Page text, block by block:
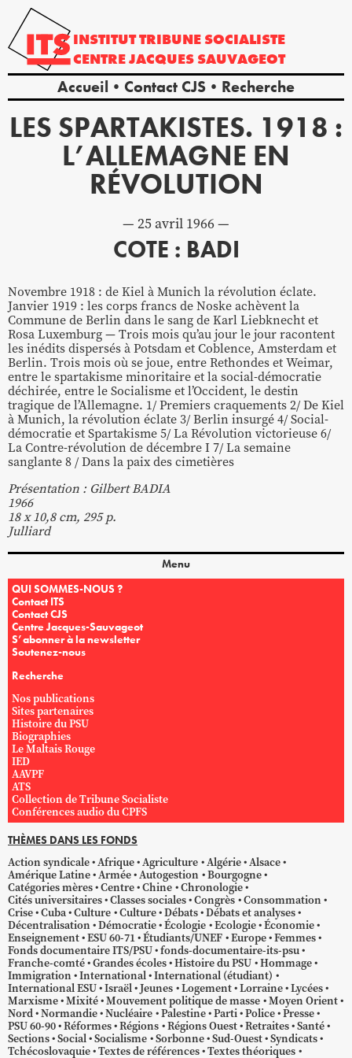
INSTITUTTRIBUNE SOCIALISTE
CENTREJACQUES SAUVAGEOT
Accueil Contact CJS Recherche
LES SPARTAKISTES. 1918 :
L’ALLEMAGNE EN
RÉVOLUTION
25 avril 1966
COTE : BADI
Novembre 1918 : de Kiel à Munich la révolution éclate.
Janvier 1919 : les corps francs de Noske achèvent la
Commune de Berlin dans le sang de Karl Liebknecht et
Rosa Luxemburg — Trois mois qu’au jour le jour racontent
les inédits dispersés à Potsdam et Coblence, Amsterdam et
Berlin. Trois mois où se joue, entre Rethondes et Weimar,
entre le spartakisme minoritaire et la social-démocratie
déchirée, entre le Socialisme et l’Occident, le destin
tragique de l’Allemagne. 1/ Premiers craquements 2/ De Kiel
à Munich, la révolution éclate 3/ Berlin insurgé 4/ Social-
démocratie et Spartakisme 5/ La Révolution victorieuse 6/
La Contre-révolution de décembre I 7/ La semaine
sanglante 8 / Dans la paix des cimetières
Présentation : Gilbert BADIA
1966
18 x 10,8 cm, 295 p.
Julliard
Menu
QUI SOMMES-NOUS ?
Contact ITS
Contact CJS
Centre Jacques-Sauvageot
S’abonner à la newsletter
Soutenez-nous
Recherche
Nos publications
Sites partenaires
Histoire du PSU
Biographies
Le Maltais Rouge
IED
AAVPF
ATS
Collection de Tribune Socialiste
Conférences audio du CPFS
THÈMES DANS LES FONDS
Action syndicale Afrique Agriculture Algérie Alsace
Amérique Latine Armée Autogestion
Bourgogne
Catégories mères Centre Chine Chronologie
Cités universitaires Classes sociales Congrès Consommation
Crise Cuba Culture Culture Débats Débats et analyses
Décentralisation Démocratie Écologie Ecologie Économie
Enseignement ESU 60-71 Étudiants/UNEF Europe Femmes
Fonds documentaire ITS/PSU fonds-documentaire-its-psu
Franche-comté Grandes écoles Histoire du PSU Hommage
Immigration International International (étudiant)
International ESU Israël Jeunes Logement Lorraine Lycées
Marxisme Mixité Mouvement politique de masse Moyen Orient
Nord Normandie Nucléaire Palestine Parti Police Presse
PSU 60-90 Réformes Régions Régions Ouest Retraites Santé
Sections Social Socialisme Sorbonne Sud-Ouest Syndicats
Tchécoslovaquie Textes de références Textes théoriques